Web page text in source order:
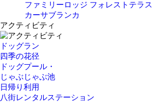
ファミリーロッジ フォレストテラス
カーサブランカ
アクティビティ
ドッグラン
四季の花径
ドッグプール・
じゃぶじゃぶ池
日帰り利用
八街レンタルステーション